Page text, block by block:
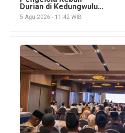
Durian di Kedungwuluh
Pangandaran Sulap
5 Agu 2026 - 11:42 WIB